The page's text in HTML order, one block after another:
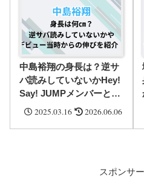
中島裕翔の身長は？逆サ
バ読みしていないかHey!
Say! JUMPメンバーと比
較・デビュー当時から何
2025.03.16 2026.06.06
スポンサ